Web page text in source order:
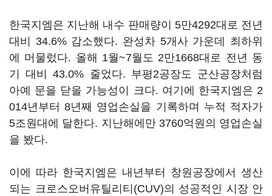
한국지엠은 지난해 내수 판매량이 5만4292대로 전년
대비 34.6% 감소했다. 완성차 5개사 가운데 최하위
에 머물렀다. 올해 1월~7월도 2만1668대로 전년 동
기 대비 43.0% 줄었다. 부평2공장도 군산공장처럼
아예 문을 닫을 가능성이 크다. 여기에 한국지엠은 2
014년부터 8년째 영업손실을 기록하며 누적 적자가
5조원대에 달한다. 지난해에만 3760억원의 영업손실
을 봤다.
이에 따라 한국지엠은 내년부터 창원공장에서 생산
되는 크로스오버유틸리티(CUV)의 성공적인 시장 안